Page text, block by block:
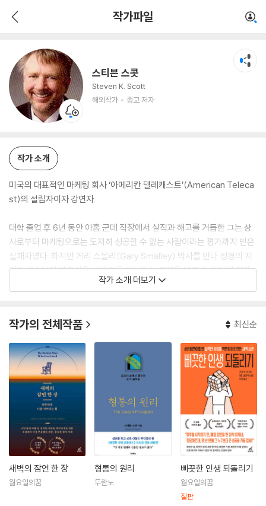
작가파일
스티븐 스콧
Steven K. Scott
해외작가
종교 저자
작가 소개
미국의 대표적인 마케팅 회사 ‘아메리칸 텔레캐스트’(American Teleca
st)의 설립자이자 강연자.
대학 졸업 후 6년 동안 아홉 군데 직장에서 실직과 해고를 거듭한 그는 상
사로부터 마케팅으로는 도저히 성공할 수 없는 사람이라는 평가까지 받은
실패자였다. 하지만 게리 스몰리(Gary Smalley) 박사를 만나 성경의 지
혜와 예수님의 가르침을 삶에 적용해 보라는 조언을 받고 그 원리에 따라
살아 보기로 결심한다. 그 후 동료들과 함께 단돈 5천 달러의 자본금으로
로 그는 단번에 많은 이의 주목을 받았으며, 자신의 경험을 책과 강연으로
나누었다. 그의 이야기는 많은 사람들의 삶에 도전을 주며 삶의 변화를 일
으키는 등 선풍적 인기를 끌었다.
한편 2016년, 그의 멘토이자 가장 친한 친구였던 게리 스몰리의 죽음으로
상심한 나머지 글을 쓸 열정을 잃었다. 그러던 중 2020년 코로나19로 병
원에 입원한 그는 자신이 병을 이겨 내고 살아남을 수 있을지 모르겠다는
생각을 하게 됐다. 그런데 과거의 상처와 실망에서 벗어나 현재를 살아 내
며 하나님이 부르신 일을 해야 할 때가 왔다는 성령의 분명한 음성이 들려
왔다. 용기를 얻은 그는 고난 속에서 그 고난을 도구로 사용했던 성경 인물
인 요셉의 삶을 연구하기 시작했다. 그리고 요셉의 삶에 빗대어 다시 회복
된 자신의 경험을 『형통의 원리』 책에서 나눈다.
작가 소개 더보기
작가의 전체작품 최신순
새벽의 잠언 한 장
월요일의꿈
형통의 원리
두란노
삐끗한 인생 되돌리기
월요일의꿈
절판